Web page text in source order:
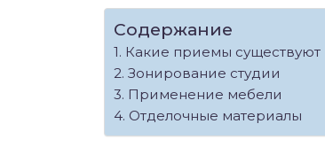
Содержание
Какие приемы существуют
Зонирование студии
Применение мебели
Отделочные материалы